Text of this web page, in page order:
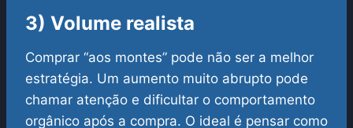
3) Volume realista
Comprar “aos montes” pode não ser a melhor
estratégia. Um aumento muito abrupto pode
chamar atenção e dificultar o comportamento
orgânico após a compra. O ideal é pensar como